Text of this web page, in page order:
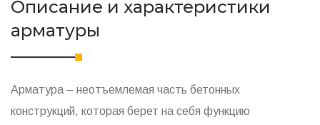
Описание и характеристики
арматуры
Арматура – неотъемлемая часть бетонных
конструкций, которая берет на себя функцию